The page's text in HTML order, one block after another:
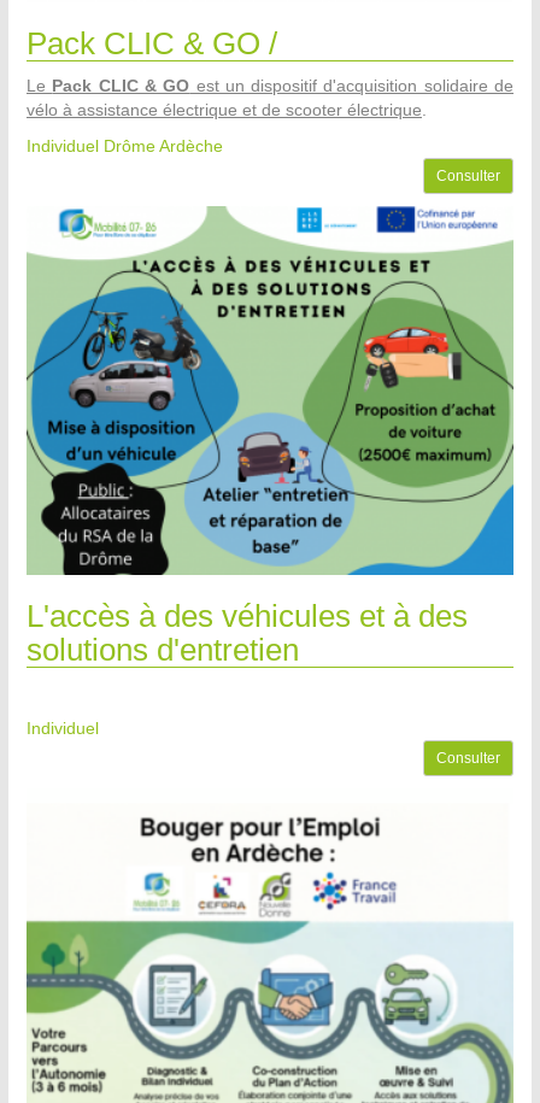
Pack CLIC & GO /
Le Pack CLIC & GO est un dispositif d'acquisition solidaire de
vélo à assistance électrique et de scooter électrique
Individuel Drôme Ardèche
Consulter
L'accès à des véhicules et à des
solutions d'entretien
Individuel
Consulter